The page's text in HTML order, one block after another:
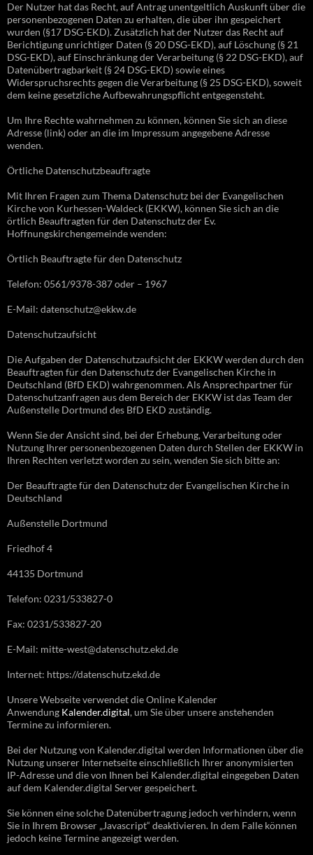
Der Nutzer hat das Recht, auf Antrag unentgeltlich Auskunft über die
personenbezogenen Daten zu erhalten, die über ihn gespeichert
wurden (§17 DSG-EKD). Zusätzlich hat der Nutzer das Recht auf
Berichtigung unrichtiger Daten (§ 20 DSG-EKD), auf Löschung (§ 21
DSG-EKD), auf Einschränkung der Verarbeitung (§ 22 DSG-EKD), auf
Datenübertragbarkeit (§ 24 DSG-EKD) sowie eines
Widerspruchsrechts gegen die Verarbeitung (§ 25 DSG-EKD), soweit
dem keine gesetzliche Aufbewahrungspflicht entgegensteht.
Um Ihre Rechte wahrnehmen zu können, können Sie sich an diese
Adresse (link) oder an die im Impressum angegebene Adresse
wenden.
Örtliche Datenschutzbeauftragte
Mit Ihren Fragen zum Thema Datenschutz bei der Evangelischen
Kirche von Kurhessen-Waldeck (EKKW), können Sie sich an die
örtlich Beauftragten für den Datenschutz der Ev.
Hoffnungskirchengemeinde wenden:
Örtlich Beauftragte für den Datenschutz
Telefon: 0561/9378-387 oder – 1967
E-Mail: datenschutz@ekkw.de
Datenschutzaufsicht
Die Aufgaben der Datenschutzaufsicht der EKKW werden durch den
Beauftragten für den Datenschutz der Evangelischen Kirche in
Deutschland (BfD EKD) wahrgenommen. Als Ansprechpartner für
Datenschutzanfragen aus dem Bereich der EKKW ist das Team der
Außenstelle Dortmund des BfD EKD zuständig.
Wenn Sie der Ansicht sind, bei der Erhebung, Verarbeitung oder
Nutzung Ihrer personenbezogenen Daten durch Stellen der EKKW in
Ihren Rechten verletzt worden zu sein, wenden Sie sich bitte an:
Der Beauftragte für den Datenschutz der Evangelischen Kirche in
Deutschland
Außenstelle Dortmund
Friedhof 4
44135 Dortmund
Telefon: 0231/533827-0
Fax: 0231/533827-20
E-Mail: mitte-west@datenschutz.ekd.de
Internet: https://datenschutz.ekd.de
Unsere Webseite verwendet die Online Kalender
Anwendung Kalender.digital, um Sie über unsere anstehenden
Termine zu informieren.
Bei der Nutzung von Kalender.digital werden Informationen über die
Nutzung unserer Internetseite einschließlich Ihrer anonymisierten
IP-Adresse und die von Ihnen bei Kalender.digital eingegeben Daten
auf dem Kalender.digital Server gespeichert.
Sie können eine solche Datenübertragung jedoch verhindern, wenn
Sie in Ihrem Browser „Javascript“ deaktivieren. In dem Falle können
jedoch keine Termine angezeigt werden.